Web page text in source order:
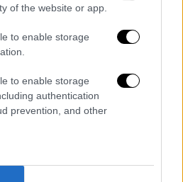
of the website or app.
to enable storage
to enable storage
authentication
prevention, and other
κατά δήλωση του
ηΠεριφέρεια Αττικής
Αττικής
διευκόλυνε πλήρως και
όλα τα στοιχεία που
κατηγορούμενη από
μέρες μετά την